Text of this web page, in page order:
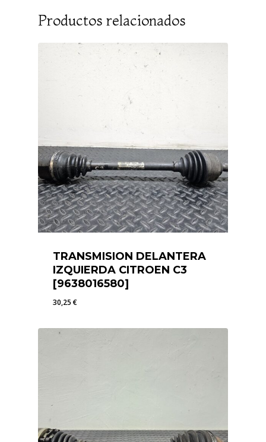
Productos relacionados
TRANSMISION DELANTERA
IZQUIERDA CITROEN C3
[9638016580]
30,25€